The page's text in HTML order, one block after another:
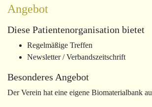
Angebot
Diese Patientenorganisation bietet
Regelmäßige Treffen
Newsletter / Verbandszeitschrift
Besonderes Angebot
Der Verein hat eine eigene Biomaterialbank